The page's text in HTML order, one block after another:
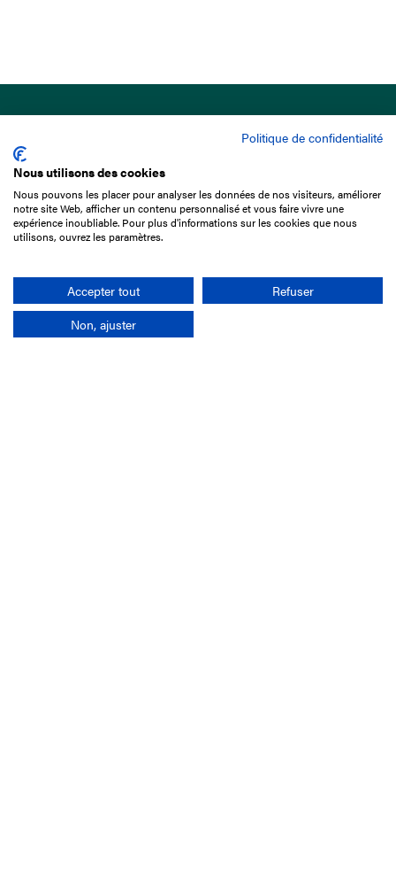
15 Boulevard de Douaumont
75017 Paris
01 49 10 20 29
Rechercher
Politique de confidentialité
Nous utilisons des cookies
Nous pouvons les placer pour analyser les données de nos visiteurs, améliorer
notre site Web, afficher un contenu personnalisé et vous faire vivre une
expérience inoubliable. Pour plus d'informations sur les cookies que nous
utilisons, ouvrez les paramètres.
Accepter tout
Refuser
Non, ajuster